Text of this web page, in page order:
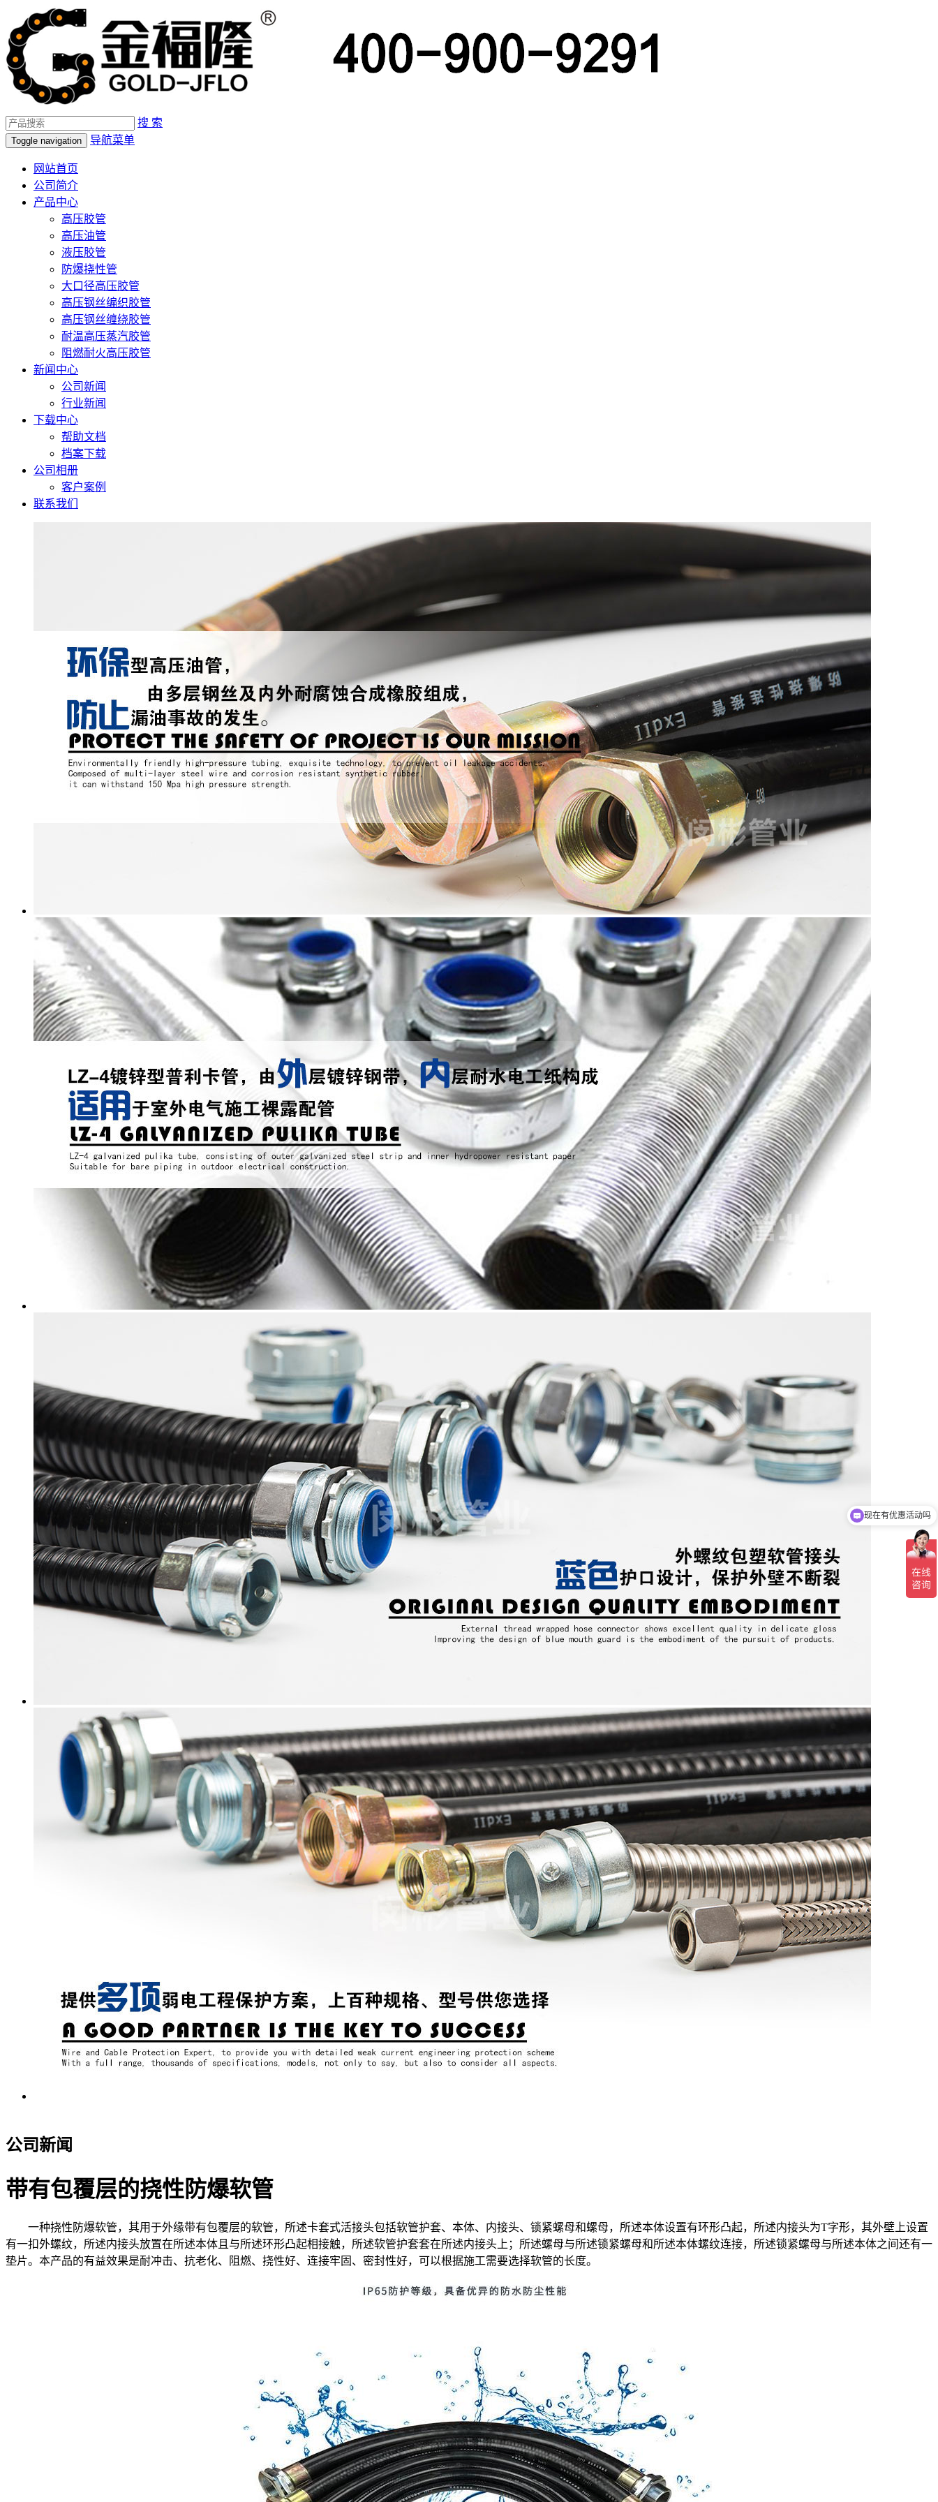
搜 索
Toggle navigation 导航菜单
网站首页
公司简介
产品中心
高压胶管
高压油管
液压胶管
防爆挠性管
大口径高压胶管
高压钢丝编织胶管
高压钢丝缠绕胶管
耐温高压蒸汽胶管
阻燃耐火高压胶管
新闻中心
公司新闻
行业新闻
下载中心
帮助文档
档案下载
公司相册
客户案例
联系我们
公司新闻
带有包覆层的挠性防爆软管
一种挠性防爆软管，其用于外缘带有包覆层的软管，所述卡套式活接头包括软管护套、本体、内接头、锁紧螺母和螺母，所述本体设置有环形凸起，所述内接头为T字形，其外壁上设置
有一扣外螺纹，所述内接头放置在所述本体且与所述环形凸起相接触，所述软管护套套在所述内接头上；所述螺母与所述锁紧螺母和所述本体螺纹连接，所述锁紧螺母与所述本体之间还有一
垫片。本产品的有益效果是耐冲击、抗老化、阻燃、挠性好、连接牢固、密封性好，可以根据施工需要选择软管的长度。
可以介绍下你们的产品么
现在有优惠活动吗